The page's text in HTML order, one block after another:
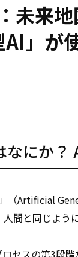
未来
」が
なにか？
（Artificial
間と同じよう
セスの第3段階